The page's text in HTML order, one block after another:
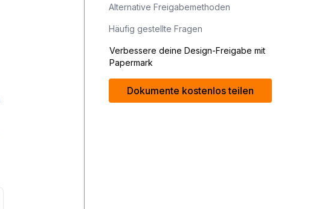
Alternative Freigabemethoden
Häufig gestellte Fragen
Verbessere deine Design-Freigabe mit
Papermark
Dokumente kostenlos teilen